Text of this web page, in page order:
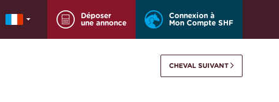
Déposer
une annonce
Connexion à
Mon Compte SHF
CHEVAL SUIVANT